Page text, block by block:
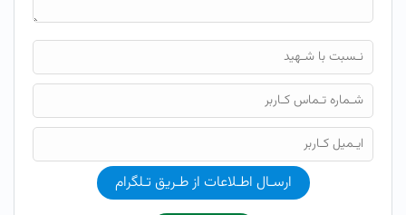
ارسـال اطـلاعات از طـریق تـلگرام